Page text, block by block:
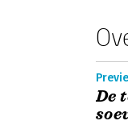
De